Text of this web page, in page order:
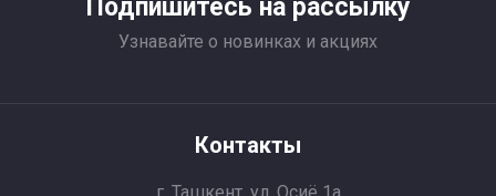
Подпишитесь на рассылку
Узнавайте о новинках и акциях
Контакты